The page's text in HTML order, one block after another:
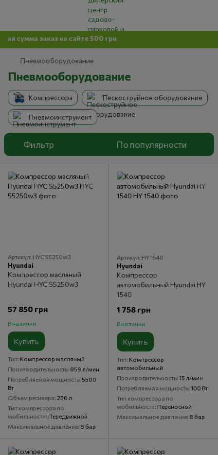
на сайте 500 грн
Пневмооборудование
Пневмооборудование
Компрессора Пескоструйное оборудование
Пневмоинструмент
Фильтр По популярности
Артикул: HYC 55250w3
Hyundai
Компрессор масляный
Hyundai HYC 55250w3
57 850 грн
В наличии
Купить
Тип Компрессор масляный
Производительность 859 л/мин
Потребляемая мощность 5500
Вт
Объем ресивера 250 л
Тип компрессора по
мобильности Передвижной
Максимальное давление 8 бар
Артикул: HY 1540
Hyundai
Компрессор
автомобильный Hyundai HY
1540
1 758 грн
В наличии
Купить
Тип Компрессор
автомобильный
Производительность 15 л/мин
Потребляемая мощность 100 Вт
Тип компрессора по
мобильности Переносной
Максимальное давление 8 бар